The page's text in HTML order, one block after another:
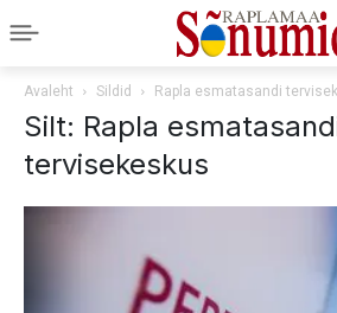
Avaleht Sildid Rapla esmatasandi
Silt: Rapla
tervisekeskus